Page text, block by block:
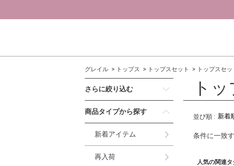
グレイル トップス トップスセット トップスセ
さらに絞り込む
商品タイプから探す
新着アイテム
再入荷
ト
並び順 :
条件に一致
人気の関連タ